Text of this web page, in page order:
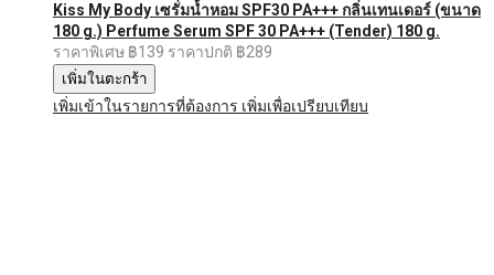
Kiss My Body เซรั่มน้ำหอม SPF30 PA+++ กลิ่นเทนเดอร์ (ขนาด
180 g.) Perfume Serum SPF 30 PA+++ (Tender) 180 g.
ราคาพิเศษ ฿139 ราคาปกติ ฿289
เพิ่มในตะกร้า
เพิ่มเข้าในรายการที่ต้องการ เพิ่มเพื่อเปรียบเทียบ